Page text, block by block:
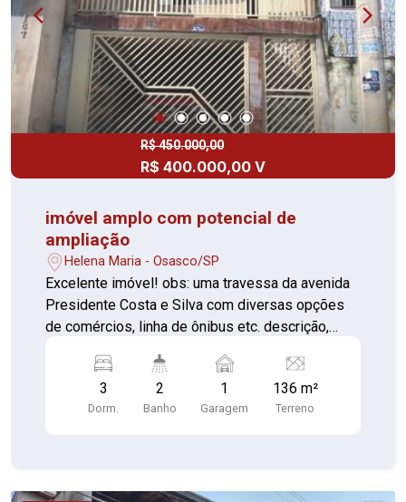
R$ 450.000,00
R$ 400.000,00 V
imóvel amplo com potencial de
ampliação
Helena Maria - Osasco/SP
Excelente imóvel! obs: uma travessa da avenida
Presidente Costa e Silva com diversas opções
de comércios, linha de ônibus etc. descrição,
Cozinha -2 banheiros sendo 1 bom box de vidro
-Área de serviço coberta -Área ampla com
churrasqueira Casa 02: -01 dormittório -Sala -
3
Dorm.
2
Banho
1
Garagem
136 m²
Terreno